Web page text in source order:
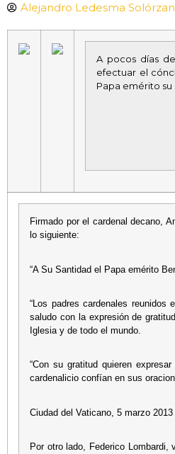
Alejandro Ledesma
A pocos días
efectuar el
Papa emérito su
Firmado por el cardenal decano,
lo siguiente:
“A Su Santidad el Papa emérito
“Los padres cardenales
saludo con la expresión de
Iglesia y de todo el mundo.
“Con su gratitud quieren
cardenalicio confían en sus
Ciudad del Vaticano, 5 marzo
Por otro lado, Federico